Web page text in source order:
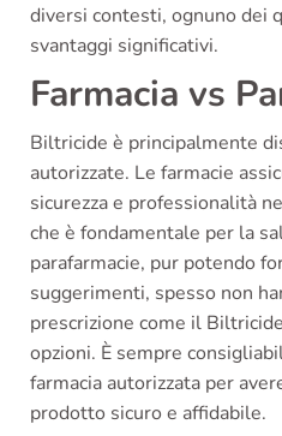
diversi contesti, ognuno dei
svantaggi significativi.
Farmacia vs
Biltricide è principalmente
autorizzate. Le farmacie
sicurezza e professionalità
che è fondamentale per la
parafarmacie, pur potendo
suggerimenti, spesso non
prescrizione come il
opzioni. È sempre
farmacia autorizzata per
prodotto sicuro e affidabile.